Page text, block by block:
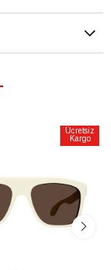
Ücretsiz
Kargo